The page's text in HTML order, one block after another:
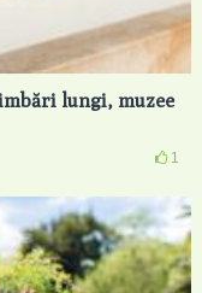
lungi, muzee
1